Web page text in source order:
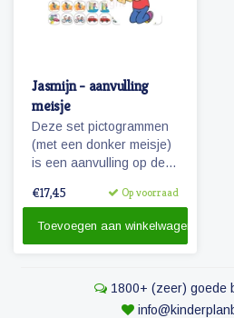
Jasmijn - aanvulling
meisje
Deze set pictogrammen
(met een donker meisje)
is een aanvulling op de
en bevat vele
categorieën spel,
Tevens de uitbreiding
van 5 naar 7 dagen voor
€17,45 Op voorraad
Toevoegen aan winkelwagen
1800+ (zeer) goede